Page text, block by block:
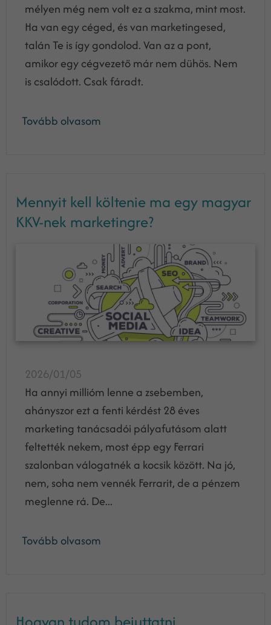
mélyen még nem volt ez a szakma, mint most.
Ha van egy céged, és van marketingesed,
talán Te is így gondolod. Van az a pont,
amikor egy cégvezető már nem dühös. Nem
is csalódott. Csak fáradt.
Tovább olvasom
Mennyit kell költenie ma egy magyar
KKV-nek marketingre?
2026/01/05
Ha annyi millióm lenne a zsebemben,
ahányszor ezt a fenti kérdést 28 éves
marketing tanácsadói pályafutásom alatt
feltették nekem, most épp egy Ferrari
szalonban válogatnék a kocsik között. Na jó,
nem, soha nem vennék Ferrarit, de a pénzem
meglenne rá. De...
Tovább olvasom